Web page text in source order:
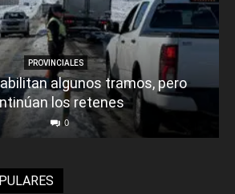
PROVINCIALES
algunos tramos, pero
los retenes
0